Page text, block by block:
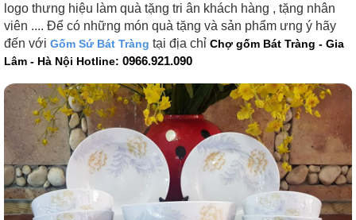
logo thưng hiệu làm quà tặng tri ân khách hàng , tặng nhân
viên .... Để có những món quà tặng và sản phẩm ưng ý hãy
đến với Gốm Sứ Bát Tràng tại địa chỉ Chợ gốm Bát Tràng - Gia
Lâm - Hà Nội Hotline: 0966.921.090